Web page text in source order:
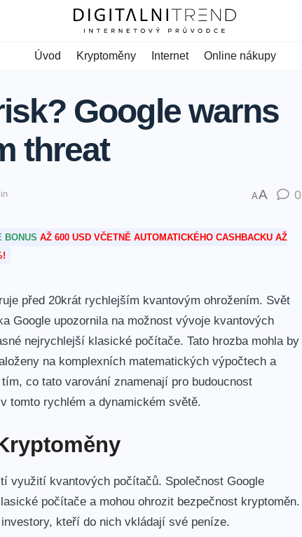
Úvod Kryptoměny Internet Online nákupy
Google warns
threat
AA 0
BONUS AŽ 600 USD VČETNĚ AUTOMATICKÉHO CASHBACKU AŽ
před 20krát rychlejším kvantovým ohrožením. Svět
Google ​upozornila ​na možnost ​vývoje kvantových
nejrychlejší klasické počítače. Tato hrozba mohla by
⁤na komplexních matematických výpočtech a
co tato varování znamenají pro budoucnost
tomto rychlém a dynamickém světě.
využití kvantových počítačů. Společnost Google
počítače a mohou ohrozit bezpečnost kryptoměn.
kteří do nich vkládají své peníze.